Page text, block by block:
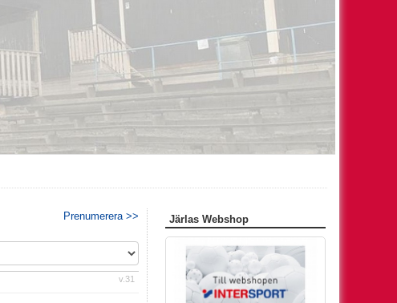
Prenumerera >>
v.31
Järlas Webshop